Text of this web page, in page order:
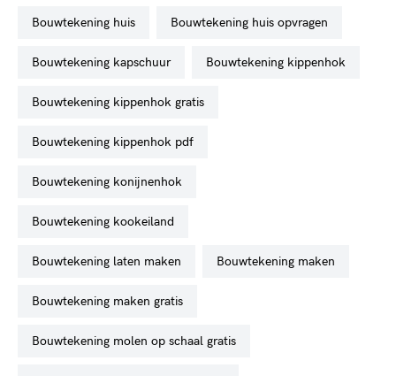
bouwtekening huis bouwtekening huis opvragen
bouwtekening kapschuur bouwtekening kippenhok
bouwtekening kippenhok gratis
bouwtekening kippenhok pdf
bouwtekening konijnenhok
bouwtekening kookeiland
bouwtekening laten maken bouwtekening maken
bouwtekening maken gratis
bouwtekening molen op schaal gratis